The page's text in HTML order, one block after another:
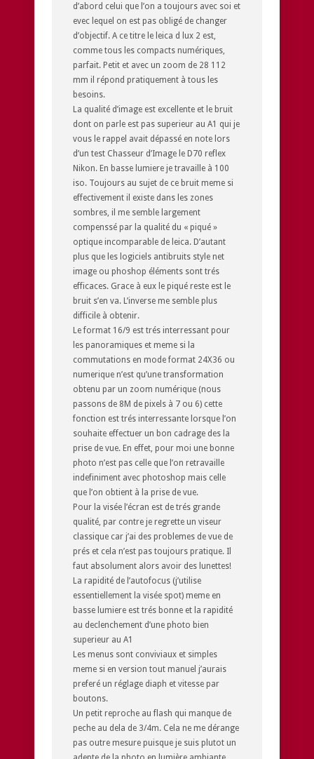
d’abord celui que l’on a toujours avec soi et
evec lequel on est pas obligé de changer
d’objectif. A ce titre le leica d lux 2 est,
comme tous les compacts numériques,
parfait. Petit et avec un zoom de 28 112
mm il répond pratiquement à tous les
besoins.
La qualité d’image est excellente et le bruit
dont on parle est pas superieur au A1 qui je
vous le rappel avait dépassé en note lors
d’un test Chasseur d’Image le D70 reflex
Nikon. En basse lumiere je travaille à 100
iso. Toujours au sujet de ce bruit meme si
effectivement il existe dans les zones
sombres, il me semble largement
compenssé par la qualité du « piqué »
optique incomparable de leica. D’autant
plus que les logiciels antibruits style net
image ou phoshop éléments sont trés
efficaces. Grace à eux le piqué reste est le
bruit s’en va. L’inverse me semble plus
difficile à obtenir.
Le format 16/9 est trés interressant pour
les panoramiques et meme si la
commutations en mode format 24X36 ou
numerique n’est qu’une transformation
obtenu par un zoom numérique (nous
passons de 8M de pixels à 7 ou 6) cette
fonction est trés interressante lorsque l’on
souhaite effectuer un bon cadrage des la
prise de vue. En effet, pour moi une bonne
photo n’est pas celle que l’on retravaille
indefiniment avec photoshop mais celle
que l’on obtient à la prise de vue.
Pour la visée l’écran est de trés grande
qualité, par contre je regrette un viseur
classique car j’ai des problemes de vue de
prés et cela n’est pas toujours pratique. Il
faut absolument alors avoir des lunettes!
La rapidité de l’autofocus (j’utilise
essentiellement la visée spot) meme en
basse lumiere est trés bonne et la rapidité
au declenchement d’une photo bien
superieur au A1
Les menus sont conviviaux et simples
meme si en version tout manuel j’aurais
preferé un réglage diaph et vitesse par
boutons.
Un petit reproche au flash qui manque de
peche au dela de 3/4m. Cela ne me dérange
pas outre mesure puisque je suis plutot un